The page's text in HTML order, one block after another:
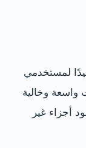
لمستخدمي
واسعة وخالية
أجزاء غير